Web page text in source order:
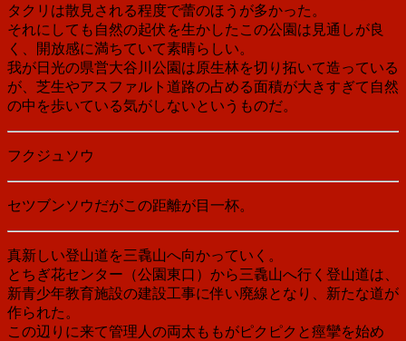
タクリは散見される程度で蕾のほうが多かった。
それにしても自然の起伏を生かしたこの公園は見通しが良
く、開放感に満ちていて素晴らしい。
我が日光の県営大谷川公園は原生林を切り拓いて造っている
が、芝生やアスファルト道路の占める面積が大きすぎて自然
の中を歩いている気がしないというものだ。
フクジュソウ
セツブンソウだがこの距離が目一杯。
真新しい登山道を三毳山へ向かっていく。
とちぎ花センター（公園東口）から三毳山へ行く登山道は、
新青少年教育施設の建設工事に伴い廃線となり、新たな道が
作られた。
この辺りに来て管理人の両太ももがピクピクと痙攣を始め